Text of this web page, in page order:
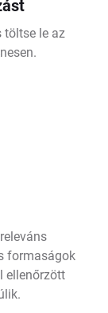
töltse le az
formaságok
ellenőrzött